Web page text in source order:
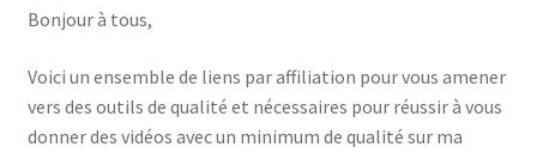
Bonjour à tous,
Voici un ensemble de liens par affiliation pour vous amener
vers des outils de qualité et nécessaires pour réussir à vous
donner des vidéos avec un minimum de qualité sur ma